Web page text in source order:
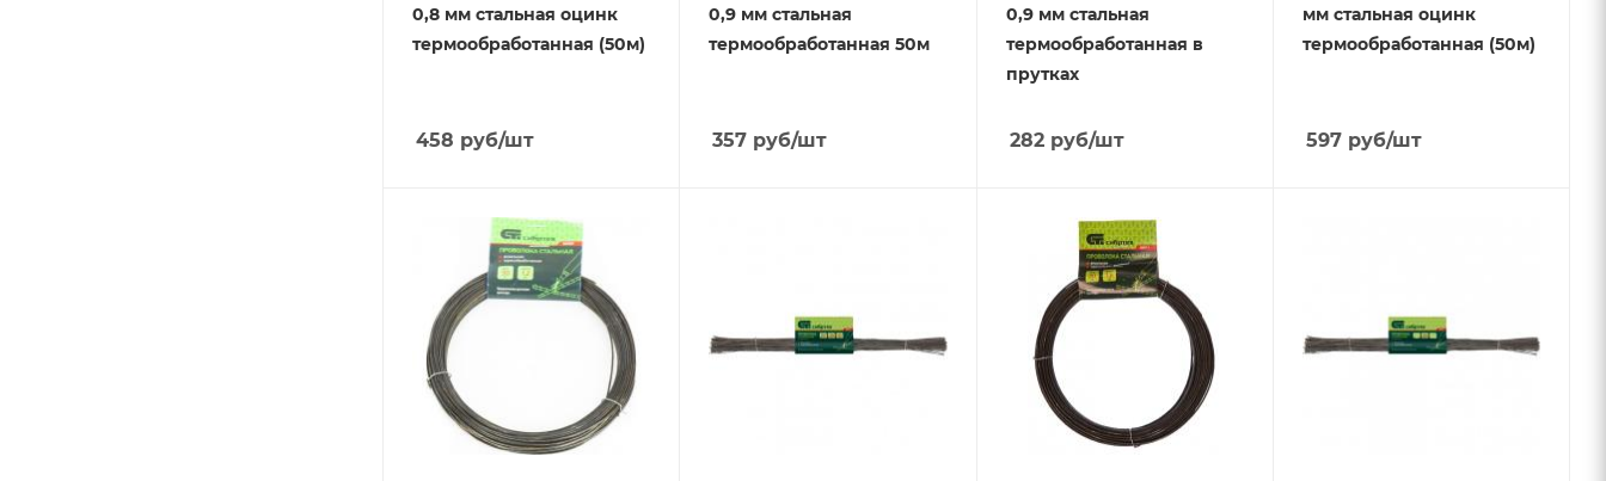
0,8 мм стальная оцинк
термообработанная (50м)
458 руб/шт
0,9 мм стальная
термообработанная 50м
357 руб/шт
0,9 мм стальная
термообработанная в
прутках
282руб/шт
мм стальная оцинк
термообработанная (50м)
597руб/шт